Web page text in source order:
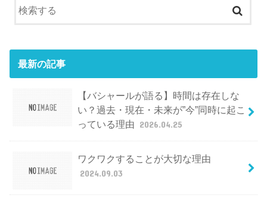
最新の記事
【バシャールが語る】時間は存在しな
い？過去・現在・未来が”今”同時に起こ
っている理由 2026.04.25
ワクワクすることが大切な理由
2024.09.03